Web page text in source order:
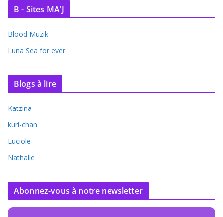
B - Sites MA'J
Blood Muzik
Luna Sea for ever
Blogs à lire
Katzina
kuri-chan
Luciole
Nathalie
Abonnez-vous à notre newsletter